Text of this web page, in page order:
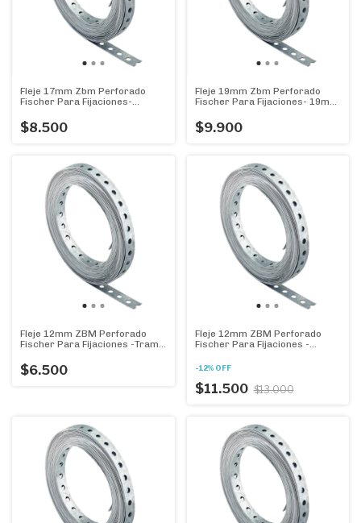
Fleje 17mm Zbm Perforado
Fischer Para Fijaciones-
$8.500
Fleje 19mm Zbm Perforado
Fischer Para Fijaciones- 19mm
$9.900
Fleje 12mm ZBM Perforado
Fischer Para Fijaciones -Tramo
$6.500
Fleje 12mm ZBM Perforado
Fischer Para Fijaciones -
-12% OFF
$11.500 $13.000